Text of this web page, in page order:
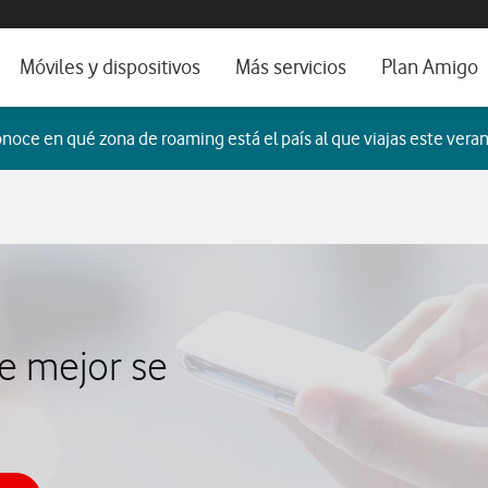
ayuda e idioma
5G
TV
Móviles y dispositivos
Imagen y Sonido
Más servicios
Alianza Vodafone e Iberdrola
Servicios avanzados
Plan Amigo
en qué zona de roaming está el país al que viajas este
mejor se